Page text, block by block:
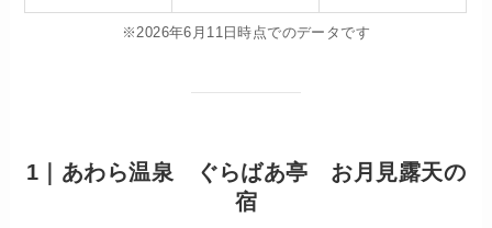
※2026年6月11日時点でのデータです
1｜あわら温泉 ぐらばあ亭 お月見露天の
宿